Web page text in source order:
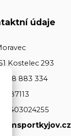
údaje
Kostelec 293
608 883 334